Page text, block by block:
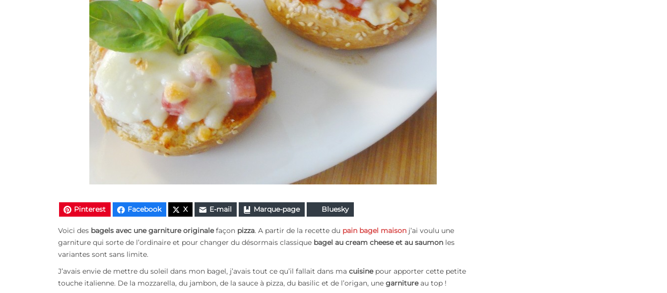
Pinterest Facebook X E-mail Marque-page Bluesky
Voici des bagels avec une garniture originalefaçon pizza. A partir de la recette du pain bagel maison j’ai voulu une
garniture qui sorte de l’ordinaire et pour changer du désormais classique bagel au cream cheese et au saumon les
variantes sont sans limite.
J’avais envie de mettre du soleil dans mon bagel, j’avais tout ce qu’il fallait dans ma cuisinepour apporter cette petite
touche italienne. De la mozzarella, du jambon, de la sauce à pizza, du basilic et de l’origan, une garnitureau top !